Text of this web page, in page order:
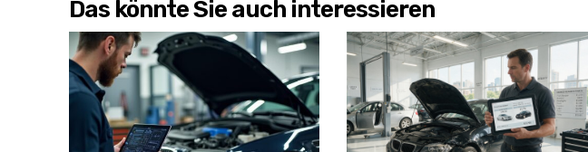
Das könnte Sie auch interessieren